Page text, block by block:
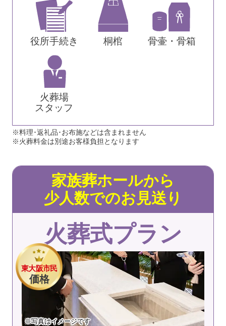
役所手続き 桐棺 骨壷・骨箱
火葬場
スタッフ
※料理･返礼品･お布施などは含まれません
※火葬料金は別途お客様負担となります
東大阪市民
価格
※写真はイメージです
家族葬ホールから
少人数でのお見送り
火葬式プラン